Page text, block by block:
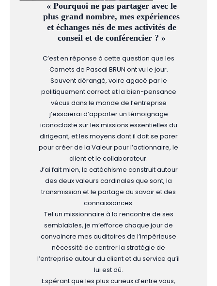
« Pourquoi ne pas partager avec le
plus grand nombre, mes expériences
et échanges nés de mes activités de
conseil et de conférencier ? »
C’est en réponse à cette question que les
Carnets de Pascal BRUN ont vu le jour.
Souvent dérangé, voire agacé par le
politiquement correct et la bien-pensance
vécus dans le monde de l’entreprise
j’essaierai d’apporter un témoignage
iconoclaste sur les missions essentielles du
dirigeant, et les moyens dont il doit se parer
pour créer de la Valeur pour l’actionnaire, le
client et le collaborateur.
J’ai fait mien, le catéchisme construit autour
des deux valeurs cardinales que sont, la
transmission et le partage du savoir et des
connaissances.
Tel un missionnaire à la rencontre de ses
semblables, je m’efforce chaque jour de
convaincre mes auditoires de l’impérieuse
nécessité de centrer la stratégie de
l’entreprise autour du client et du service qu’il
lui est dû.
Espérant que les plus curieux d’entre vous,